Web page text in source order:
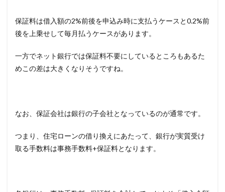
保証料は借入額の2%前後を申込み時に支払うケースと0.2%前
後を上乗せして毎月払うケースがあります。
一方でネット銀行では保証料不要にしているところもあるた
めこの差は大きくなりそうですね。
なお、保証会社は銀行の子会社となっているのが通常です。
つまり、住宅ローンの借り換えにあたって、銀行が実質受け
取る手数料は事務手数料+保証料となります。